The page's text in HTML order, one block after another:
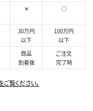
✕ ○
30万円
以下
100万円
以下
商品
到着後
ご注文
完了時
覧ください。